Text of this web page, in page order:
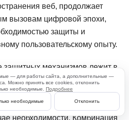
веб, продолжает
вызовам цифровой эпохи,
защиты и
пользовательскому опыту.
защитных механизмов лежит в
адаптивных систем,
в режиме реального
меры
необходимости. Комбинация
— для работы сайта, а дополнительные —
Можно принять все cookies, отклонить
необходимые. Подробнее
необходимые Отклонить